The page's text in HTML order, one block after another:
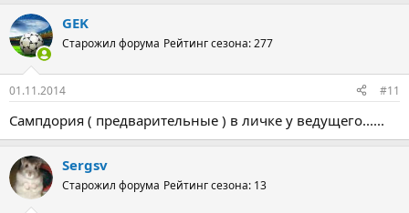
GEK
Старожил форума Рейтинг сезона: 277
01.11.2014 #11
Сампдория ( предварительные ) в личке у ведущего......
Sergsv
Старожил форума Рейтинг сезона: 13